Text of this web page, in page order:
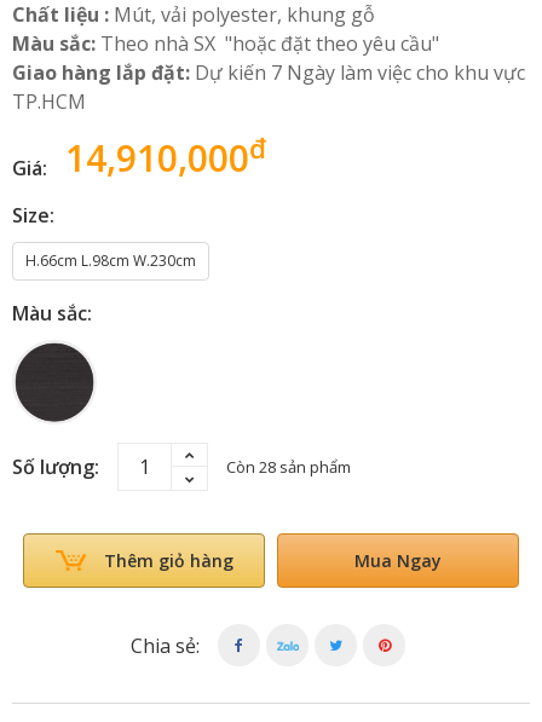
Chất liệu : Mút, vải polyester, khung gỗ
Màu sắc: Theo nhà SX "hoặc đặt theo yêu cầu"
Giao hàng lắp đặt: Dự kiến 7 Ngày làm việc cho khu vực
TP.HCM
Giá: 14,910,000đ
Size:
H.66cm L.98cm W.230cm
Màu sắc:
Số lượng: Còn 28 sản phẩm
Thêm giỏ hàng Mua Ngay
Chia sẻ: